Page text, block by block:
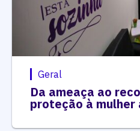
Geral
Da ameaça ao
proteção à mulher